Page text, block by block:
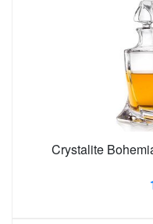
Crystalite